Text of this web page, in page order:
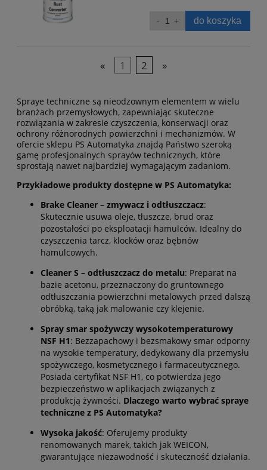
do koszyka
« 1 2 »
Spraye techniczne są nieodzownym elementem w wielu
branżach przemysłowych, zapewniając skuteczne
rozwiązania w zakresie czyszczenia, konserwacji oraz
ochrony różnorodnych powierzchni i mechanizmów. W
ofercie sklepu PS Automatyka znajdą Państwo szeroką
gamę profesjonalnych sprayów technicznych, które
sprostają nawet najbardziej wymagającym zadaniom.
Przykładowe produkty dostępne w PS Automatyka:
Brake Cleaner – zmywacz i odtłuszczacz:
Skutecznie usuwa oleje, tłuszcze, brud oraz
pozostałości po eksploatacji hamulców. Idealny do
czyszczenia tarcz, klocków oraz bębnów
hamulcowych.
Cleaner S – odtłuszczacz do metalu: Preparat na
bazie acetonu, przeznaczony do gruntownego
odtłuszczania powierzchni metalowych przed dalszą
obróbką, taką jak malowanie czy klejenie.
Spray smar spożywczy wysokotemperaturowy
NSF H1: Bezzapachowy i bezsmakowy smar odporny
na wysokie temperatury, dedykowany dla przemysłu
spożywczego, kosmetycznego i farmaceutycznego.
Posiada certyfikat NSF H1, co potwierdza jego
bezpieczeństwo w aplikacjach związanych z
produkcją żywności. Dlaczego warto wybrać spraye
techniczne z PS Automatyka?
Wysoka jakość: Oferujemy produkty
renomowanych marek, takich jak WEICON,
gwarantujące niezawodność i skuteczność działania.